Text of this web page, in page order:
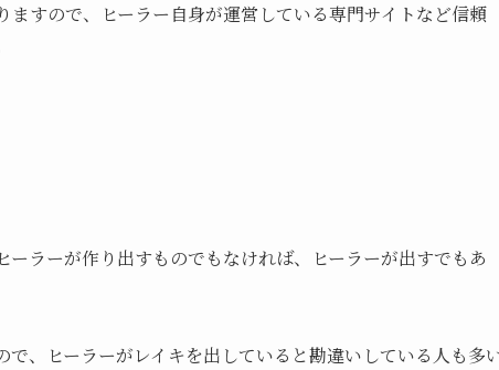
ますので、ヒーラー自身が運営している専門サイトなど信頼
ラーが作り出すものでもなければ、ヒーラーが出すでもあ
、ヒーラーがレイキを出していると勘違いしている人も多